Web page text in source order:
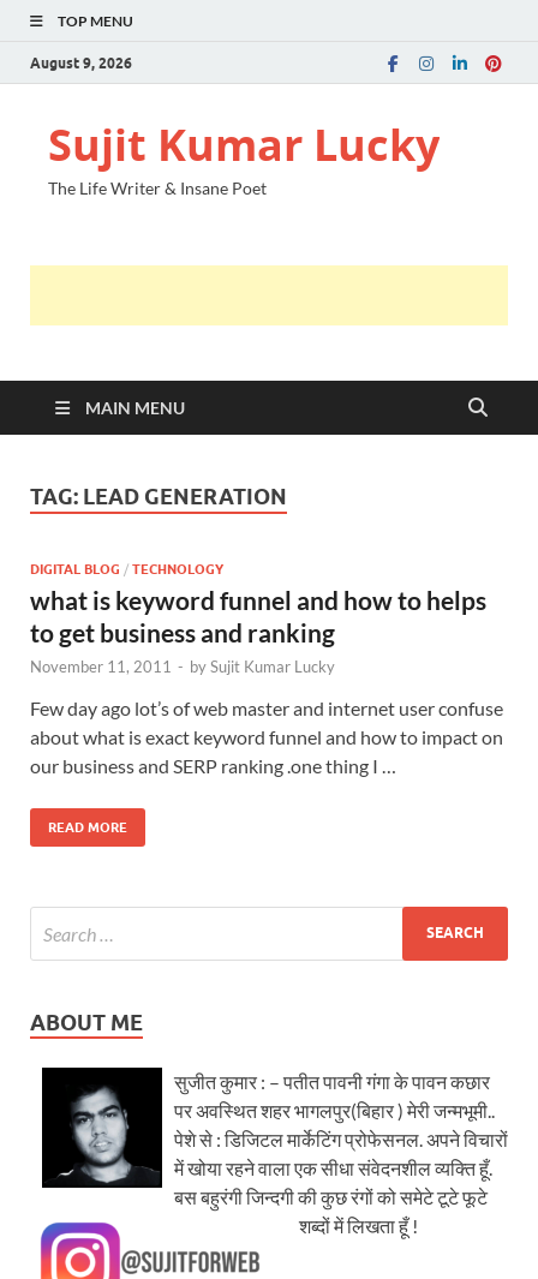
TOP MENU
August 9, 2026
Sujit Kumar Lucky
The Life Writer & Insane Poet
MAIN MENU
TAG: LEAD GENERATION
DIGITAL BLOG / TECHNOLOGY
what is keyword funnel and how to helps
to get business and ranking
November 11, 2011 - bySujit Kumar Lucky
Few day ago lot’s of web master and internet user confuse
about what is exact keyword funnel and how to impact on
our business and SERP ranking .one thing I …
READ MORE
ABOUT ME
सुजीत कुमार : – पतीत पावनी गंगा के पावन कछार
पर अवस्थित शहर भागलपुर(बिहार ) मेरी जन्मभूमी..
पेशे से : डिजिटल मार्केटिंग प्रोफेसनल. अपने विचारों
में खोया रहने वाला एक सीधा संवेदनशील व्यक्ति हूँ.
बस बहुरंगी जिन्दगी की कुछ रंगों को समेटे टूटे फूटे
शब्दों में लिखता हूँ !